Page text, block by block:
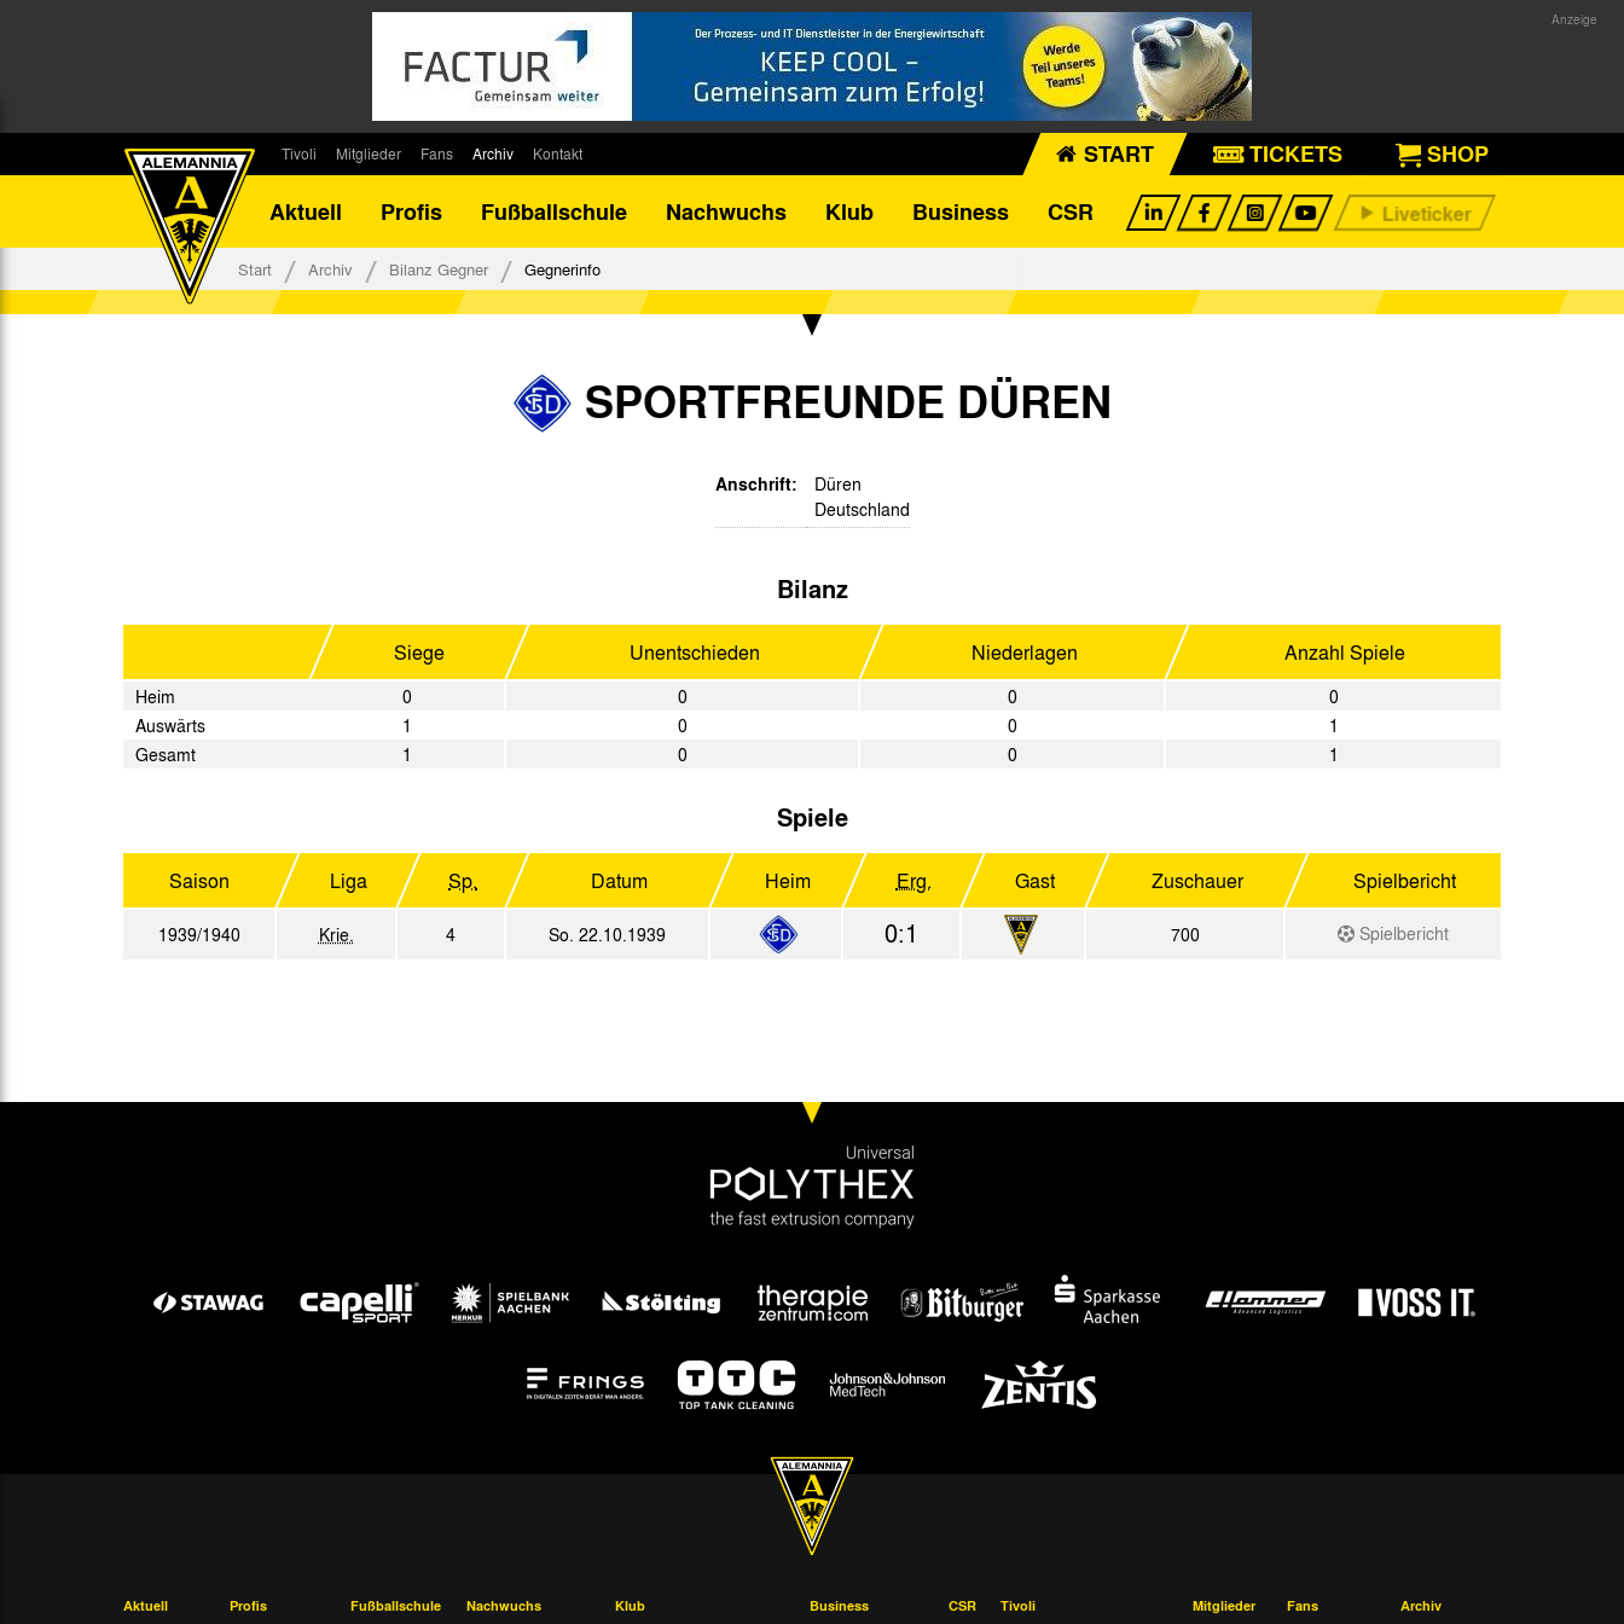
Tivoli
Stadionsprecher
Mitglieder
Kontakt
Fans
Fanbeirat
Fan-Klubs
Archiv
Bilanz DFB-Pokal
Ahnentafel
Kontakt START TICKETS
SHOP
Aktuell
Profis Fußballschule Nachwuchs Klub Business CSR
Start Archiv Bilanz Gegner Gegnerinfo
SPORTFREUNDE DÜREN
Anschrift:
Düren
Deutschland
Bilanz
Siege Unentschieden Niederlagen Anzahl Spiele
Heim 0 0 0
0
Auswärts
1 0 0
1
Gesamt
1 0 0 1
Spiele
Saison Liga Sp. Datum Heim Erg. Gast Zuschauer Spielbericht
1939/1940 Krie. 4 So. 22.10.1939 0:1 700 Spielbericht
Aktuell Profis Fußballschule Nachwuchs Klub Business CSR Tivoli Mitglieder Fans Archiv